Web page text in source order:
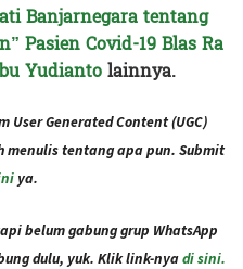
Banjarnegara tentang
Pasien Covid-19 Blas Ra
Yudiantolainnya.
Generated Content (UGC)
menulis tentang apa pun. Submit
ya.
belum gabung grup WhatsApp
dulu, yuk. Klik link-nyadi sini.